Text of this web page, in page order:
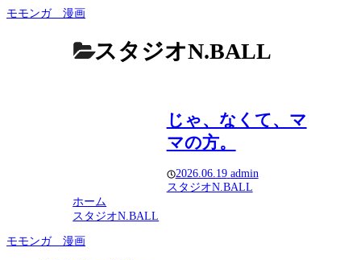
モモンガ 漫画
スタジオN.BALL
じゃ、なくて、マ
マの方。
2026.06.19 admin
スタジオN.BALL
ホーム
スタジオN.BALL
モモンガ 漫画